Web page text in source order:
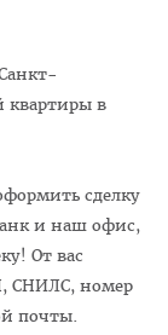
квартиры в
сделку
и наш офис,
От вас
СНИЛС, номер
почты.